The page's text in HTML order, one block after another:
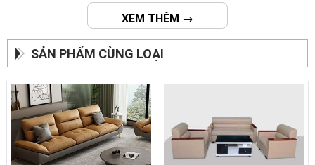
XEM THÊM →
SẢN PHẨM CÙNG LOẠI